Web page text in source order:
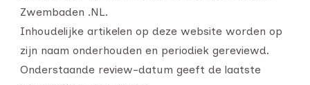
Zwembaden .NL.
Inhoudelijke artikelen op deze website worden op
zijn naam onderhouden en periodiek gereviewd.
Onderstaande review-datum geeft de laatste